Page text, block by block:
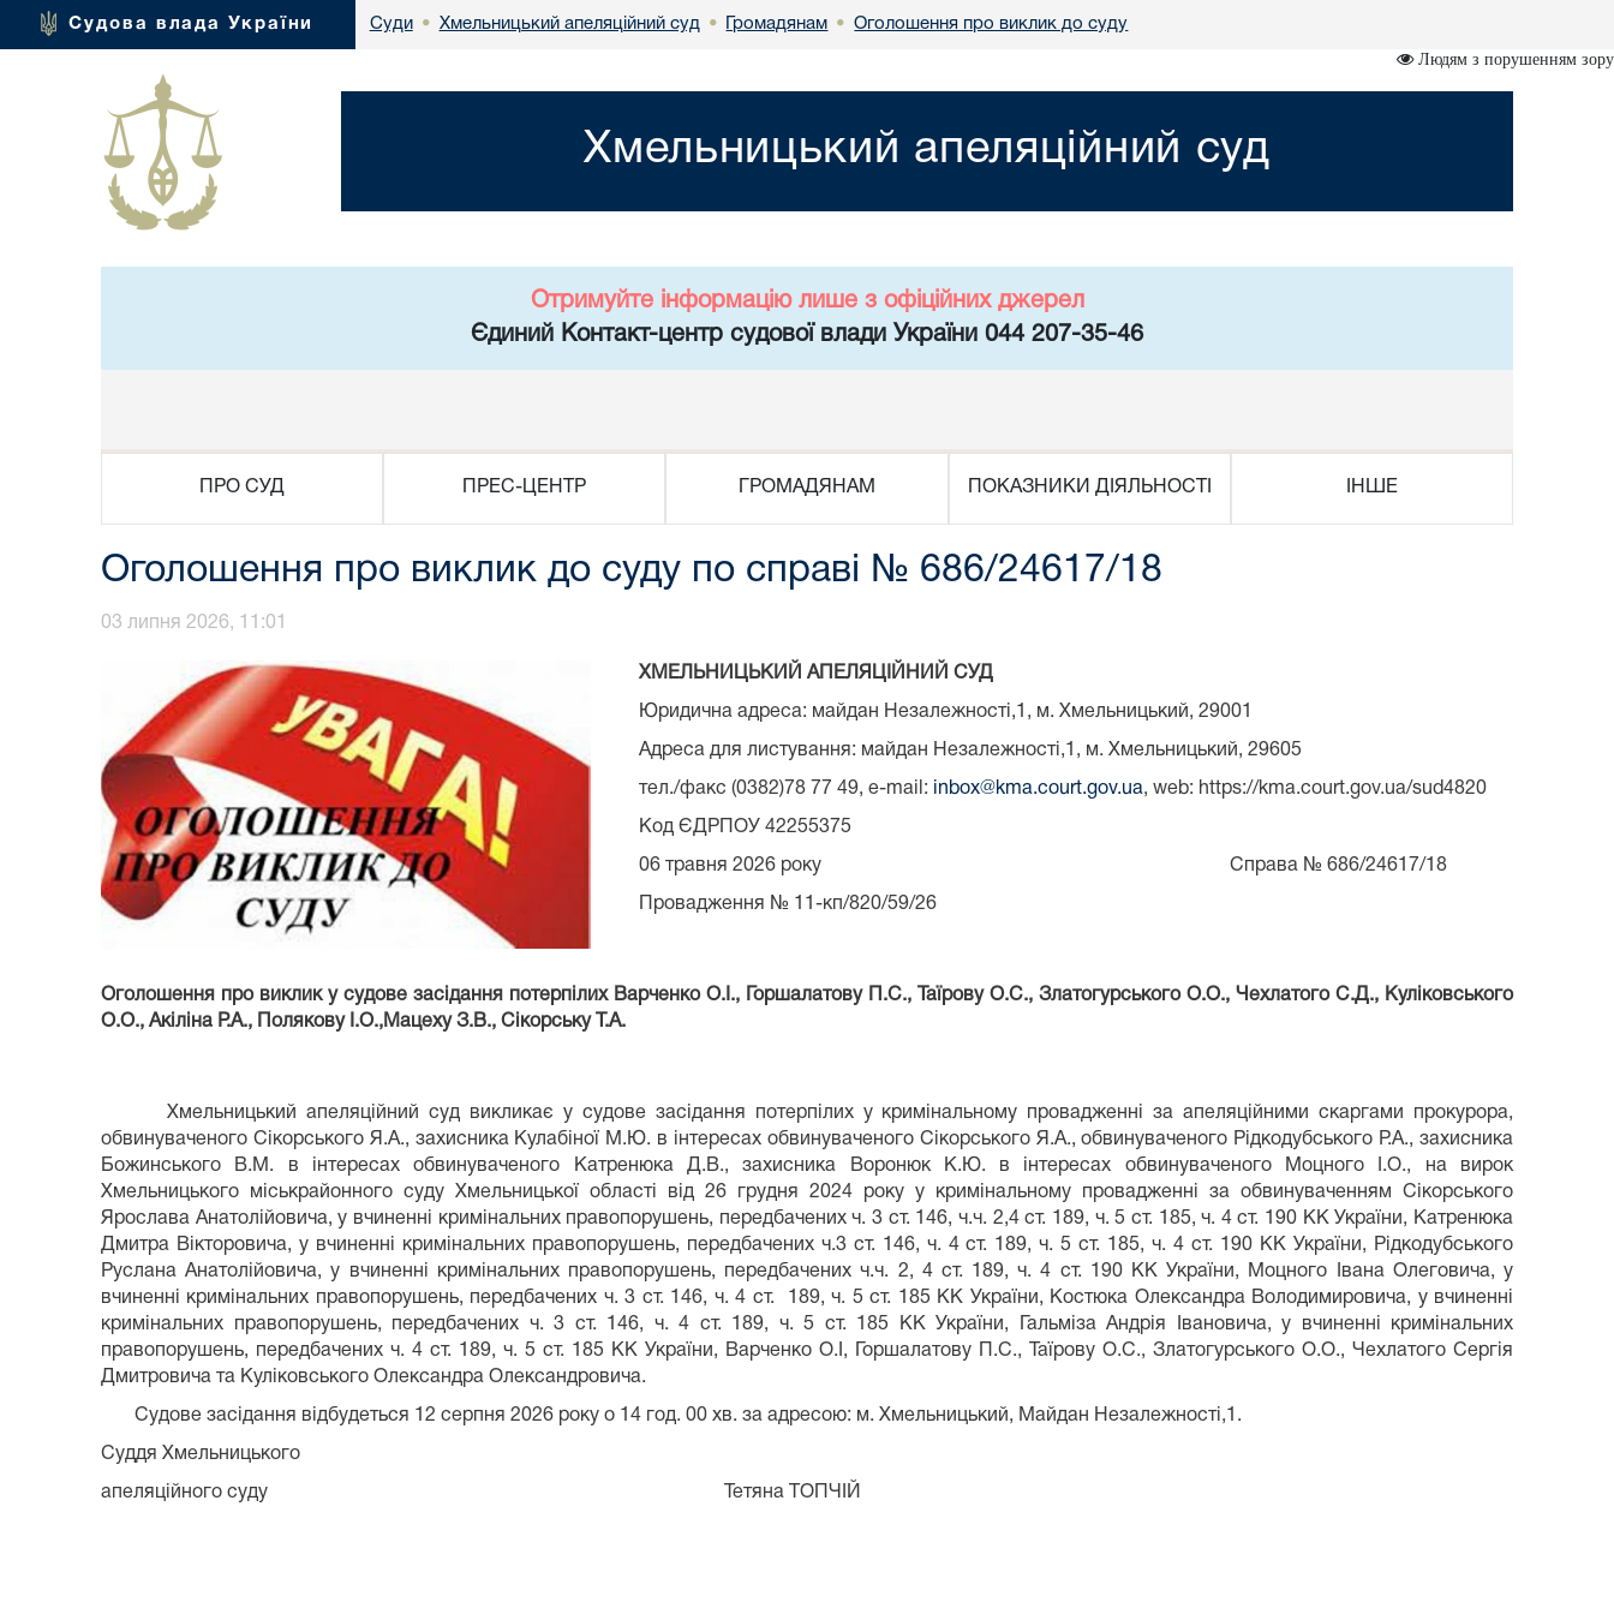
Судова влада України Суди • Хмельницький апеляційний суд • Громадянам • Оголошення про виклик до суду
Людям з порушенням зору
Хмельницький апеляційний суд
Отримуйте інформацію лише з офіційних джерел
Єдиний Контакт-центр судової влади України 044 207-35-46
ПРО СУД ПРЕС-ЦЕНТР ГРОМАДЯНАМ ПОКАЗНИКИ ДІЯЛЬНОСТІ ІНШЕ
Оголошення про виклик до суду по справі № 686/24617/18
03 липня 2026, 11:01
ХМЕЛЬНИЦЬКИЙ АПЕЛЯЦІЙНИЙ СУД
Юридична адреса: майдан Незалежності,1, м. Хмельницький, 29001
Адреса для листування: майдан Незалежності,1, м. Хмельницький, 29605
тел./факс (0382)78 77 49, e-mail: inbox@kma.court.gov.ua, web: https://kma.court.gov.ua/sud4820
Код ЄДРПОУ 42255375
06 травня 2026 року Справа № 686/24617/18
Провадження № 11-кп/820/59/26
Оголошення про виклик у судове засідання потерпілих Варченко О.І., Горшалатову П.С., Таїрову О.С., Златогурського О.О., Чехлатого С.Д., Куліковського
О.О., Акіліна Р.А., Полякову І.О.,Мацеху З.В., Сікорську Т.А.
Хмельницький апеляційний суд викликає у судове засідання потерпілих у кримінальному провадженні за апеляційними скаргами прокурора,
обвинуваченого Сікорського Я.А., захисника Кулабіної М.Ю. в інтересах обвинуваченого Сікорського Я.А., обвинуваченого Рідкодубського Р.А., захисника
Божинського В.М. в інтересах обвинуваченого Катренюка Д.В., захисника Воронюк К.Ю. в інтересах обвинуваченого Моцного І.О., на вирок
Хмельницького міськрайонного суду Хмельницької області від 26 грудня 2024 року у кримінальному провадженні за обвинуваченням Сікорського
Ярослава Анатолійовича, у вчиненні кримінальних правопорушень, передбачених ч. 3 ст. 146, ч.ч. 2,4 ст. 189, ч. 5 ст. 185, ч. 4 ст. 190 КК України, Катренюка
Дмитра Вікторовича, у вчиненні кримінальних правопорушень, передбачених ч.3 ст. 146, ч. 4 ст. 189, ч. 5 ст. 185, ч. 4 ст. 190 КК України, Рідкодубського
Руслана Анатолійовича, у вчиненні кримінальних правопорушень, передбачених ч.ч. 2, 4 ст. 189, ч. 4 ст. 190 КК України, Моцного Івана Олеговича, у
вчиненні кримінальних правопорушень, передбачених ч. 3 ст. 146, ч. 4 ст. 189, ч. 5 ст. 185 КК України, Костюка Олександра Володимировича, у вчиненні
кримінальних правопорушень, передбачених ч. 3 ст. 146, ч. 4 ст. 189, ч. 5 ст. 185 КК України, Гальміза Андрія Івановича, у вчиненні кримінальних
правопорушень, передбачених ч. 4 ст. 189, ч. 5 ст. 185 КК України, Варченко О.І, Горшалатову П.С., Таїрову О.С., Златогурського О.О., Чехлатого Сергія
Дмитровича та Куліковського Олександра Олександровича.
Судове засідання відбудеться 12 серпня 2026 року о 14 год. 00 хв. за адресою: м. Хмельницький, Майдан Незалежності,1.
Суддя Хмельницького
апеляційного суду Тетяна ТОПЧІЙ